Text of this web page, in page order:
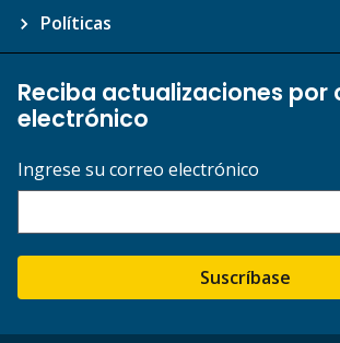
Políticas
Reciba actualizaciones por
electrónico
Ingrese su correo electrónico
Suscríbase